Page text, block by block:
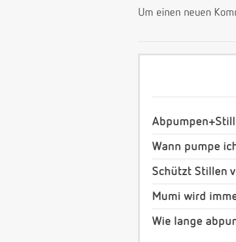
Um einen neuen
Wann pumpe
Schützt Stillen
Mumi wird
Wie lange